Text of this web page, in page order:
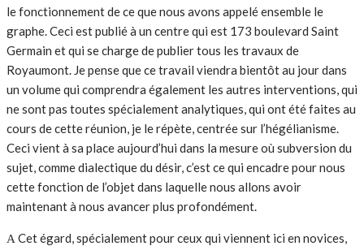
le fonctionnement de ce que nous avons appelé ensemble le
graphe. Ceci est publié à un centre qui est 173 boulevard Saint
Germain et qui se charge de publier tous les travaux de
Royaumont. Je pense que ce travail viendra bientôt au jour dans
un volume qui comprendra également les autres interventions, qui
ne sont pas toutes spécialement analytiques, qui ont été faites au
cours de cette réunion, je le répète, centrée sur l’hégélianisme.
Ceci vient à sa place aujourd’hui dans la mesure où subversion du
sujet, comme dialectique du désir, c’est ce qui encadre pour nous
cette fonction de l’objet dans laquelle nous allons avoir
maintenant à nous avancer plus profondément.
Α Cet égard, spécialement pour ceux qui viennent ici en novices,